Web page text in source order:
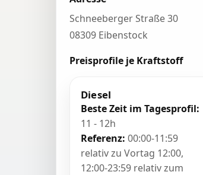
Schneeberger Straße 30
08309 Eibenstock
Preisprofile je Kraftstoff
Diesel
Beste Zeit im Tagesprofil:
11 - 12h
Referenz: 00:00-11:59
relativ zu Vortag 12:00,
12:00-23:59 relativ zum